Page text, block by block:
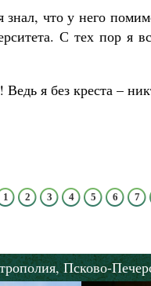
что у него
С тех пор я
я без креста –
1 2 3 4 5 6 7
Псково-